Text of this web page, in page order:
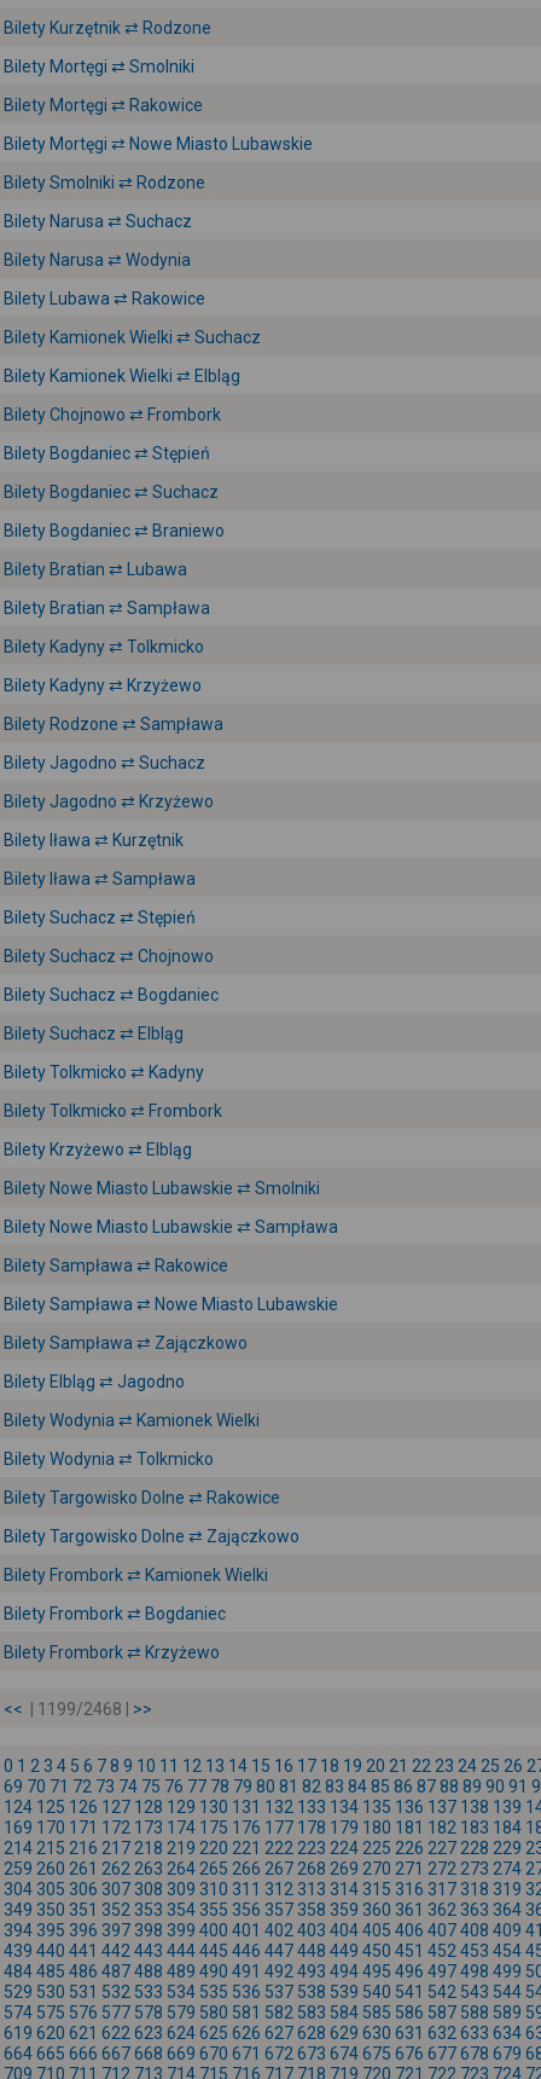
Bilety Kurzętnik ⇄ Rodzone
Bilety Mortęgi ⇄ Smolniki
Bilety Mortęgi ⇄ Rakowice
Bilety Mortęgi ⇄ Nowe Miasto Lubawskie
Bilety Smolniki ⇄ Rodzone
Bilety Narusa ⇄ Suchacz
Bilety Narusa ⇄ Wodynia
Bilety Lubawa ⇄ Rakowice
Bilety Kamionek Wielki ⇄ Suchacz
Bilety Kamionek Wielki ⇄ Elbląg
Bilety Chojnowo ⇄ Frombork
Bilety Bogdaniec ⇄ Stępień
Bilety Bogdaniec ⇄ Suchacz
Bilety Bogdaniec ⇄ Braniewo
Bilety Bratian ⇄ Lubawa
Bilety Bratian ⇄ Sampława
Bilety Kadyny ⇄ Tolkmicko
Bilety Kadyny ⇄ Krzyżewo
Bilety Rodzone ⇄ Sampława
Bilety Jagodno ⇄ Suchacz
Bilety Jagodno ⇄ Krzyżewo
Bilety Iława ⇄ Kurzętnik
Bilety Iława ⇄ Sampława
Bilety Suchacz ⇄ Stępień
Bilety Suchacz ⇄ Chojnowo
Bilety Suchacz ⇄ Bogdaniec
Bilety Suchacz ⇄ Elbląg
Bilety Tolkmicko ⇄ Kadyny
Bilety Tolkmicko ⇄ Frombork
Bilety Krzyżewo ⇄ Elbląg
Bilety Nowe Miasto Lubawskie ⇄ Smolniki
Bilety Nowe Miasto Lubawskie ⇄ Sampława
Bilety Sampława ⇄ Rakowice
Bilety Sampława ⇄ Nowe Miasto Lubawskie
Bilety Sampława ⇄ Zajączkowo
Bilety Elbląg ⇄ Jagodno
Bilety Wodynia ⇄ Kamionek Wielki
Bilety Wodynia ⇄ Tolkmicko
Bilety Targowisko Dolne ⇄ Rakowice
Bilety Targowisko Dolne ⇄ Zajączkowo
Bilety Frombork ⇄ Kamionek Wielki
Bilety Frombork ⇄ Bogdaniec
Bilety Frombork ⇄ Krzyżewo
<< | 1199/2468 | >>
0 1 2 3 4 5 6 78 9 10 11 12 13 14 15 16 17 18 19 20 21 22 23 24 25 26
69 70 71 72 73 74 75 76 77 78 79 80 81 82 83 8485 86 8788 89 90 91
124 125 126 127 128 129 130 131 132 133 134 135 136 137 138 139
169 170 171 172 173 174 175 176 177 178 179 180 181 182 183 184
214 215 216 217 218 219 220 221 222 223 224 225 226 227 228 229
259 260 261 262 263 264 265 266 267 268 269 270 271 272 273 274
304 305 306 307 308 309 310 311 312 313 314 315 316 317 318 319
349 350 351 352 353 354 355 356 357 358 359 360 361 362 363 364
394 395 396 397 398 399 400 401 402 403 404405 406 407408 409
439 440 441 442 443 444445 446 447448 449 450 451 452 453 454
484485 486 487488 489 490 491 492 493 494495 496 497498 499
529 530 531 532 533 534 535 536 537 538 539 540 541 542 543 544
574 575 576 577 578 579 580 581 582 583 584 585 586 587 588 589
619 620 621 622 623 624625 626 627628 629 630 631 632 633 634
664665 666 667668 669 670 671 672 673 674675 676 677678 679
709 710 711 712 713 714 715 716 717 718 719 720 721 722 723 724